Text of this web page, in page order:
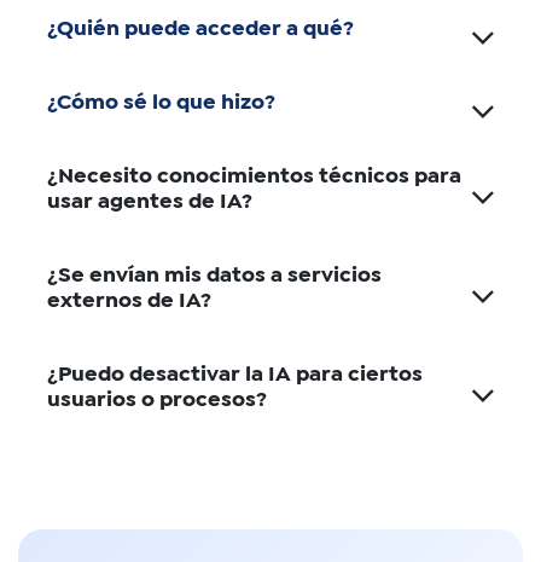
¿Quién puede acceder a qué?
¿Cómo sé lo que hizo?
¿Necesito conocimientos técnicos para
usar agentes de IA?
¿Se envían mis datos a servicios
externos de IA?
¿Puedo desactivar la IA para ciertos
usuarios o procesos?